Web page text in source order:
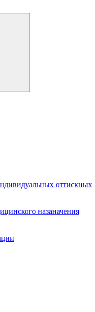
оттискных
назаначения